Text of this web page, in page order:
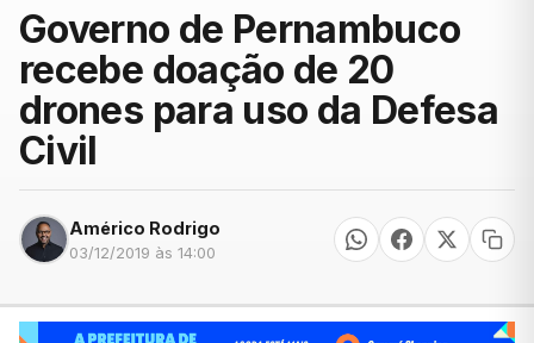
Governo de Pernambuco
recebe doação de 20
drones para uso da Defesa
Civil
Américo Rodrigo
03/12/2019 às 14:00